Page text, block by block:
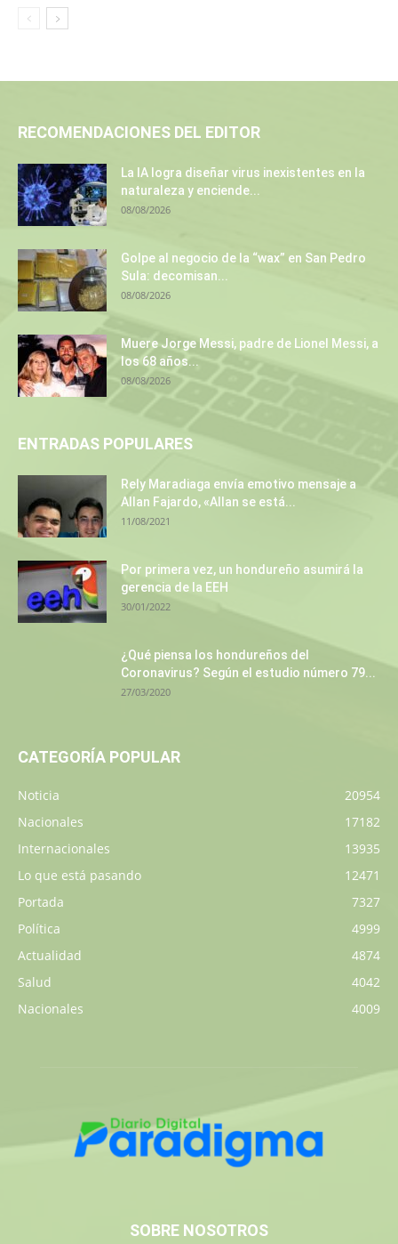
RECOMENDACIONES DEL EDITOR
La IA logra diseñar virus inexistentes en la
naturaleza y enciende...
08/08/2026
Golpe al negocio de la “wax” en San Pedro
Sula: decomisan...
08/08/2026
Muere Jorge Messi, padre de Lionel Messi, a
los 68 años...
08/08/2026
ENTRADAS POPULARES
Rely Maradiaga envía emotivo mensaje a
Allan Fajardo, «Allan se está...
11/08/2021
Por primera vez, un hondureño asumirá la
gerencia de la EEH
30/01/2022
¿Qué piensa los hondureños del
Coronavirus? Según el estudio número 79...
27/03/2020
CATEGORÍA POPULAR
Noticia
20954
Nacionales
17182
Internacionales
13935
Lo que está pasando
12471
Portada
7327
Política
4999
Actualidad
4874
Salud
4042
Nacionales
4009
SOBRE NOSOTROS